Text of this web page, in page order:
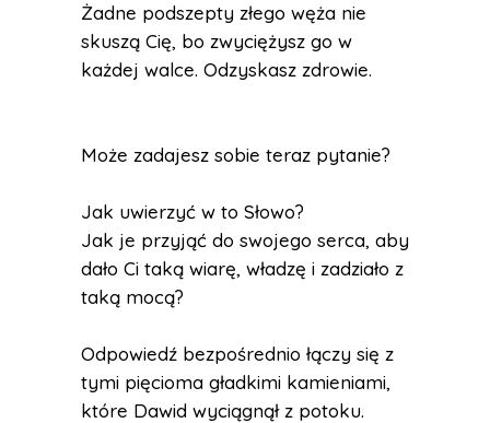
Żadne podszepty złego węża nie
skuszą Cię, bo zwyciężysz go w
każdej walce. Odzyskasz zdrowie.
Może zadajesz sobie teraz pytanie?
Jak uwierzyć w to Słowo?
Jak je przyjąć do swojego serca, aby
dało Ci taką wiarę, władzę i zadziało z
taką mocą?
Odpowiedź bezpośrednio łączy się z
tymi pięcioma gładkimi kamieniami,
które Dawid wyciągnął z potoku.